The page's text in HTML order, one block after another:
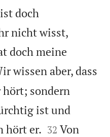
doch
nicht wisst,
doch meine
wissen aber, dass
sondern
ist und
hört er. 

32 Von